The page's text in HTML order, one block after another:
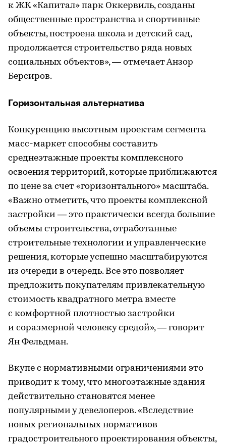
к ЖК «Капитал» парк Оккервиль, созданы
общественные пространства и спортивные
объекты, построена школа и детский сад,
продолжается строительство ряда новых
социальных объектов», — отмечает Анзор
Берсиров.
Горизонтальная альтернатива
Конкуренцию высотным проектам сегмента
масс-маркет способны составить
среднеэтажные проекты комплексного
освоения территорий, которые приближаются
по цене за счет «горизонтального» масштаба.
«Важно отметить, что проекты комплексной
застройки — это практически всегда большие
объемы строительства, отработанные
строительные технологии и управленческие
решения, которые успешно масштабируются
из очереди в очередь. Все это позволяет
предложить покупателям привлекательную
стоимость квадратного метра вместе
с комфортной плотностью застройки
и соразмерной человеку средой», — говорит
Ян Фельдман.
Вкупе с нормативными ограничениями это
приводит к тому, что многоэтажные здания
действительно становятся менее
популярными у девелоперов. «Вследствие
новых региональных нормативов
градостроительного проектирования объекты,